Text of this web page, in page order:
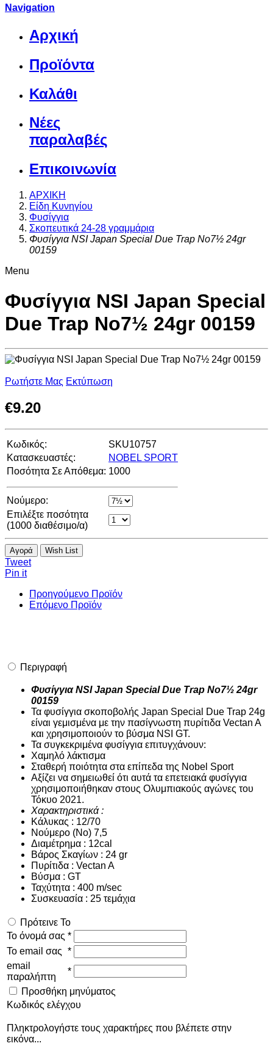
Navigation
Αρχική
Προϊόντα
Καλάθι
Νέες
παραλαβές
Επικοινωνία
ΑΡΧΙΚΗ
Είδη Κυνηγίου
Φυσίγγια
Σκοπευτικά 24-28 γραμμάρια
Φυσίγγια NSI Japan Special Due Trap Νο7½ 24gr
00159
Menu
Φυσίγγια NSI Japan Special
Due Trap Νο7½ 24gr 00159
Ρωτήστε Μας Εκτύπωση
€9.20
Κωδικός:
SKU10757
Κατασκευαστές:
NOBEL SPORT
Ποσότητα Σε Απόθεμα: 1000
Νούμερο:
Επιλέξτε ποσότητα
(1000 διαθέσιμο/α)
Αγορά Wish List
Tweet
Pin it
Προηγούμενο Προϊόν
Επόμενο Προϊόν
Περιγραφή
Φυσίγγια NSI Japan Special Due Trap Νο7½ 24gr
00159
Τα φυσίγγια σκοποβολής Japan Special Due Trap 24g
είναι γεμισμένα με την πασίγνωστη πυρίτιδα Vectan A
και χρησιμοποιούν το βύσμα NSI GT.
Τα συγκεκριμένα φυσίγγια επιτυγχάνουν:
Χαμηλό λάκτισμα
Σταθερή ποιότητα στα επίπεδα της Nobel Sport
Αξίζει να σημειωθεί ότι αυτά τα επετειακά φυσίγγια
χρησιμοποιήθηκαν στους Ολυμπιακούς αγώνες του
Τόκυο 2021.
Χαρακτηριστικά :
Κάλυκας : 12/70
Νούμερο (No) 7,5
Διαμέτρημα : 12cal
Βάρος Σκαγίων : 24 gr
Πυρίτιδα : Vectan A
Βύσμα : GT
Ταχύτητα : 400 m/sec
Συσκευασία : 25 τεμάχια
Πρότεινε Το
Το όνομά σας *
Το email σας *
email
παραλήπτη
*
Προσθήκη μηνύματος
Κωδικός ελέγχου
Πληκτρολογήστε τους χαρακτήρες που βλέπετε στην
εικόνα...